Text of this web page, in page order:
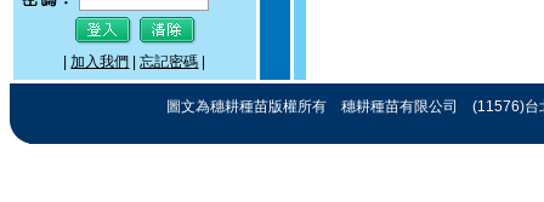
海節
|加入我們 |忘記密碼
圖文為穗耕種苗版權所有 穗耕種苗有限公司 (11576)